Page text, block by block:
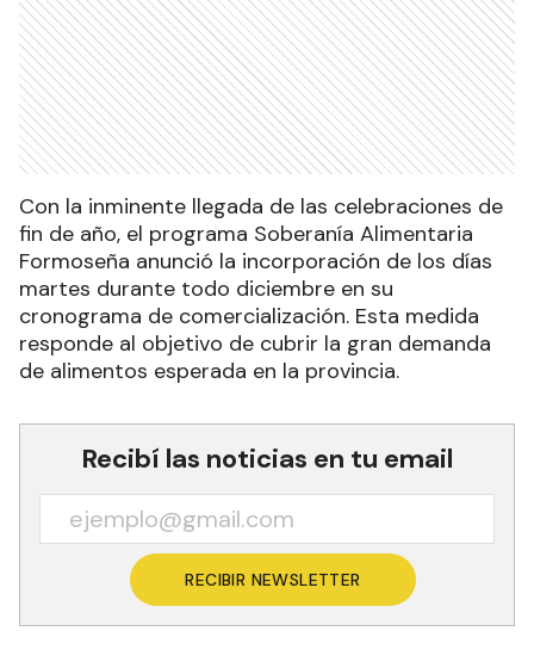
Con la inminente llegada de las celebraciones de
fin de año, el programa Soberanía Alimentaria
Formoseña anunció la incorporación de los días
martes durante todo diciembre en su
cronograma de comercialización. Esta medida
responde al objetivo de cubrir la gran demanda
de alimentos esperada en la provincia.
Recibí las noticias en tu email
RECIBIR NEWSLETTER